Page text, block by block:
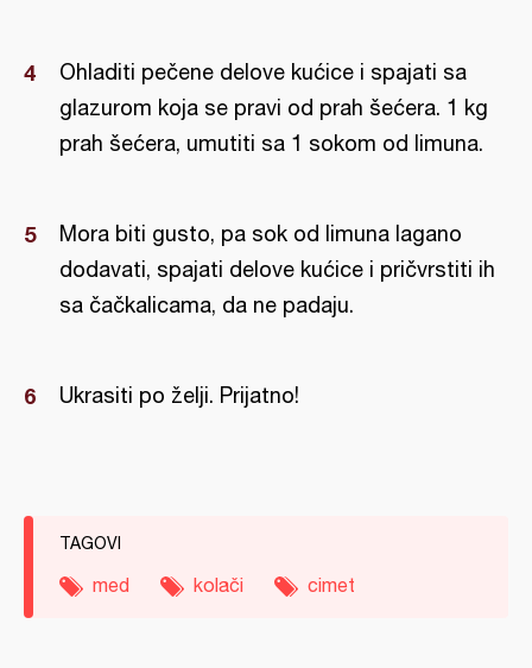
Ohladiti pečene delove kućice i spajati sa
glazurom koja se pravi od prah šećera. 1 kg
prah šećera, umutiti sa 1 sokom od limuna.
Mora biti gusto, pa sok od limuna lagano
dodavati, spajati delove kućice i pričvrstiti ih
sa čačkalicama, da ne padaju.
Ukrasiti po želji. Prijatno!
TAGOVI
med kolači cimet